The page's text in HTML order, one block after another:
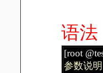
语法
[root
参数说明